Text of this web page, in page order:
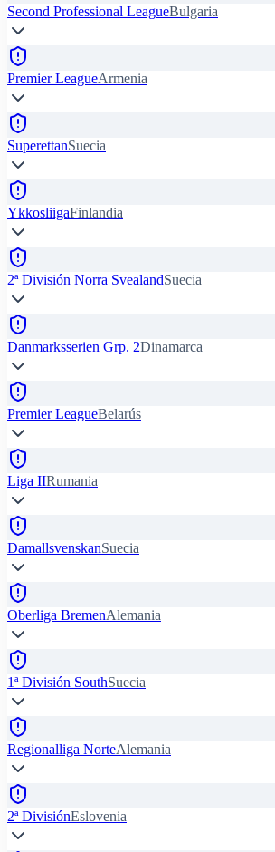
Second Professional LeagueBulgaria
Premier LeagueArmenia
SuperettanSuecia
YkkosliigaFinlandia
2ª División Norra SvealandSuecia
Danmarksserien Grp. 2Dinamarca
Premier LeagueBelarús
Liga IIRumania
DamallsvenskanSuecia
Oberliga BremenAlemania
1ª División SouthSuecia
Regionalliga NorteAlemania
2ª DivisiónEslovenia